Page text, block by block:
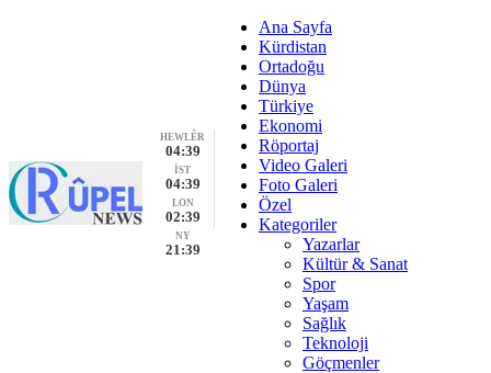
HEWLÊR
04:39
İST
04:39
LON
02:39
NY
21:39
Ana Sayfa
Kürdistan
Ortadoğu
Dünya
Türkiye
Ekonomi
Röportaj
Video Galeri
Foto Galeri
Özel
Kategoriler
Yazarlar
Kültür & Sanat
Spor
Yaşam
Sağlık
Teknoloji
Göçmenler